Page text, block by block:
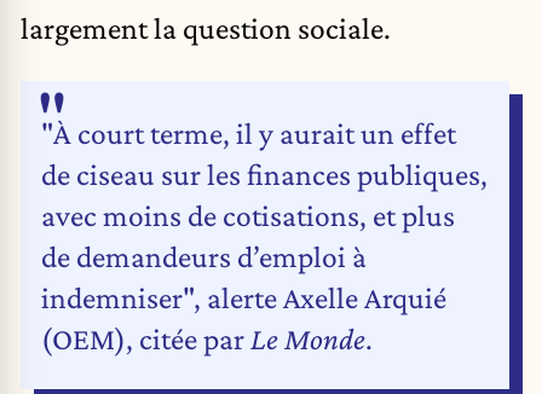
largement la question sociale.
"À court terme, il y aurait un effet
de ciseau sur les finances publiques,
avec moins de cotisations, et plus
de demandeurs d’emploi à
indemniser", alerte Axelle Arquié
(OEM), citée par Le Monde.